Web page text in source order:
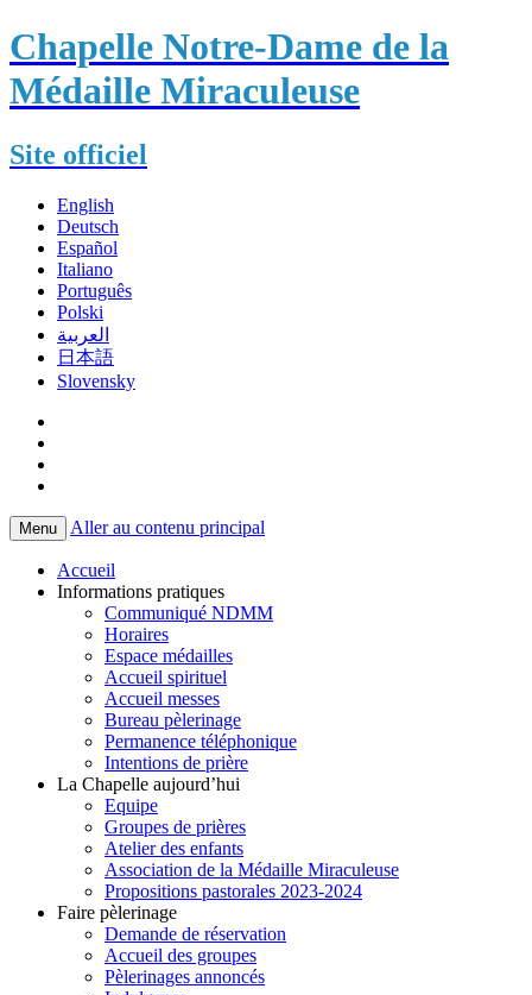
Chapelle Notre-Dame de la
Médaille Miraculeuse
Site officiel
English
Deutsch
Español
Italiano
Português
Polski
العربية
日本語
Slovensky
Menu Aller au contenu principal
Accueil
Informations pratiques
Communiqué NDMM
Horaires
Espace médailles
Accueil spirituel
Accueil messes
Bureau pèlerinage
Permanence téléphonique
Intentions de prière
La Chapelle aujourd’hui
Equipe
Groupes de prières
Atelier des enfants
Association de la Médaille Miraculeuse
Propositions pastorales 2023-2024
Faire pèlerinage
Demande de réservation
Accueil des groupes
Pèlerinages annoncés